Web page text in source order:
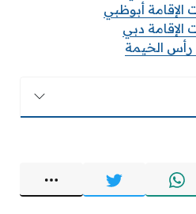
الإقامة أبوظبي
الإقامة دبي
رأس الخيمة